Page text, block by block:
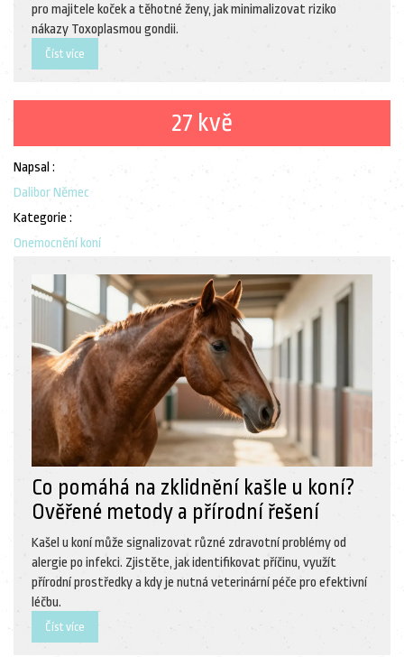
pro majitele koček a těhotné ženy, jak minimalizovat riziko
nákazy Toxoplasmou gondii.
Číst více
27 kvě
Napsal :
Dalibor Němec
Kategorie :
Onemocnění koní
Co pomáhá na zklidnění kašle u koní?
Ověřené metody a přírodní řešení
Kašel u koní může signalizovat různé zdravotní problémy od
alergie po infekci. Zjistěte, jak identifikovat příčinu, využít
přírodní prostředky a kdy je nutná veterinární péče pro efektivní
léčbu.
Číst více